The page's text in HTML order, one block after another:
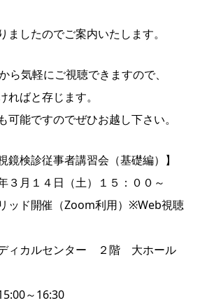
ましたのでご案内いたします。
ら気軽にご視聴できますので、
ばと存じます。
可能ですのでぜひお越し下さい。
鏡検診従事者講習会（基礎編）】
３月１４日（土）１５：００～
ッド開催（Zoom利用）※Web視聴
ィカルセンター ２階 大ホール
～16:30